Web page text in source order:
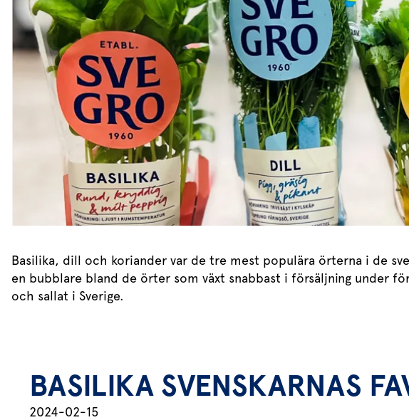
Dressing
Vinägrett
Örtolja
Marinad
Örtsalt &
Allt
För
Basilika, dill och koriander var de tre mest populära örterna i de
en bubblare bland de örter som växt snabbast i försäljning under
och sallat i Sverige.
BASILIKA SVENSKARNAS
2024-02-15